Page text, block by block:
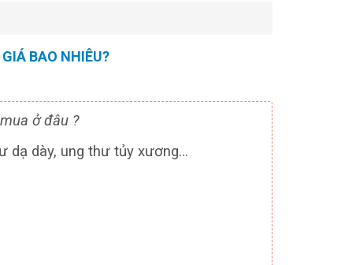
BAO NHIÊU?
ở đâu ?
dạ dày, ung thư tủy xương…